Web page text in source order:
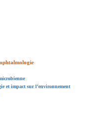
et impact sur l’environnement